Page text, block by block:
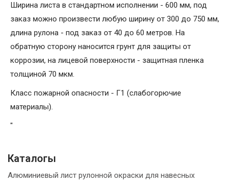
Ширина листа в стандартном исполнении - 600 мм, под
заказ можно произвести любую ширину от 300 до 750 мм,
длина рулона - под заказ от 40 до 60 метров. На
обратную сторону наносится грунт для защиты от
коррозии, на лицевой поверхности - защитная пленка
толщиной 70 мкм.
Класс пожарной опасности - Г1 (слабогорючие
материалы).
"
Каталогы
Алюминиевый лист рулонной окраски для навесных